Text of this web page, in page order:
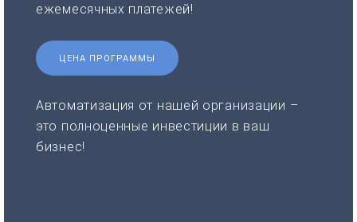
ежемесячных платежей!
ЦЕНА ПРОГРАММЫ
Автоматизация от нашей организации –
это полноценные инвестиции в ваш
бизнес!